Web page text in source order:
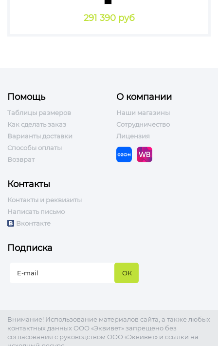
291 390 руб
Помощь
Таблицы размеров
Как сделать заказ
Варианты доставки
Способы оплаты
Возврат
О компании
Наши магазины
Сотрудничество
Лицензия
Контакты
Контакты и реквизиты
Написать письмо
Вконтакте
Подписка
Внимание! Использование материалов сайта, а также любых
контактных данных ООО «Эквивет» запрещено без
согласования с руководством ООО «Эквивет» и ссылки на